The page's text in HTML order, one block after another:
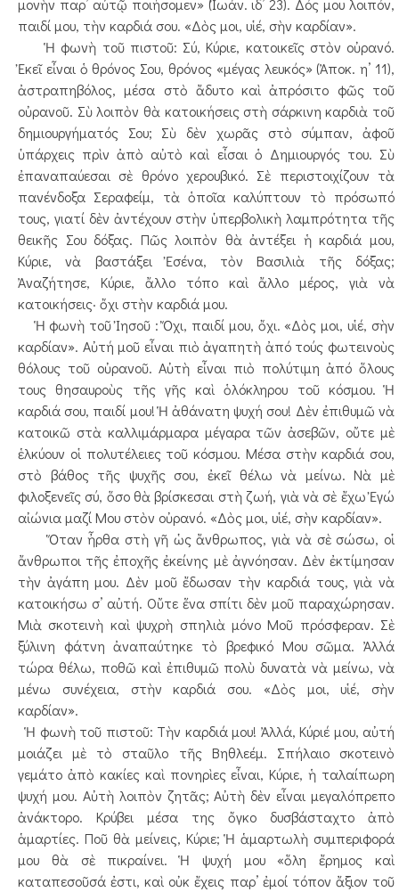
μονὴν παρ’ αὐτῷ ποιήσομεν» (Ἰωάν. ιδ’ 23). Δός μου λοιπόν,
παιδί μου, τὴν καρδιά σου. «Δὸς μοι, υἱέ, σὴν καρδίαν».
Ἡ φωνὴ τοῦ πιστοῦ: Σύ, Κύριε, κατοικεῖς στὸν οὐρανό.
Ἐκεῖ εἶναι ὁ θρόνος Σου, θρόνος «μέγας λευκός» (Ἀποκ. η’ 11),
ἀστραπηβόλος, μέσα στὸ ἄδυτο καὶ ἀπρόσιτο φῶς τοῦ
οὐρανοῦ. Σὺ λοιπὸν θὰ κατοικήσεις στὴ σάρκινη καρδιὰ τοῦ
δημιουργήματός Σου; Σὺ δὲν χωρᾶς στὸ σύμπαν, ἀφοῦ
ὑπάρχεις πρὶν ἀπὸ αὐτὸ καὶ εἶσαι ὁ Δημιουργός του. Σὺ
ἐπαναπαύεσαι σὲ θρόνο χερουβικό. Σὲ περιστοιχίζουν τὰ
πανένδοξα Σεραφείμ, τὰ ὁποῖα καλύπτουν τὸ πρόσωπό
τους, γιατί δὲν ἀντέχουν στὴν ὑπερβολικὴ λαμπρότητα τῆς
θεικῆς Σου δόξας. Πῶς λοιπὸν θὰ ἀντέξει ἡ καρδιά μου,
Κύριε, νὰ βαστάξει Ἐσένα, τὸν Βασιλιὰ τῆς δόξας;
Ἀναζήτησε, Κύριε, ἄλλο τόπο καὶ ἄλλο μέρος, γιὰ νὰ
κατοικήσεις· ὄχι στὴν καρδιά μου.
Ἡ φωνὴ τοῦ Ἰησοῦ : Ὄχι, παιδί μου, ὄχι. «Δὸς μοι, υἱέ, σὴν
καρδίαν». Αὐτή μοῦ εἶναι πιὸ ἀγαπητὴ ἀπό τούς φωτεινοὺς
θόλους τοῦ οὐρανοῦ. Αὐτὴ εἶναι πιὸ πολύτιμη ἀπό ὅλους
τους θησαυροὺς τῆς γῆς καὶ ὁλόκληρου τοῦ κόσμου. Ἡ
καρδιά σου, παιδί μου! Ἡ ἀθάνατη ψυχή σου! Δὲν ἐπιθυμῶ νὰ
κατοικῶ στὰ καλλιμάρμαρα μέγαρα τῶν ἀσεβῶν, οὔτε μὲ
ἑλκύουν οἱ πολυτέλειες τοῦ κόσμου. Μέσα στὴν καρδιά σου,
στὸ βάθος τῆς ψυχῆς σου, ἐκεῖ θέλω νὰ μείνω. Νὰ μὲ
φιλοξενεῖς σύ, ὅσο θὰ βρίσκεσαι στὴ ζωή, γιὰ νὰ σὲ ἔχω Ἐγώ
αἰώνια μαζί Μου στὸν οὐρανό. «Δὸς μοι, υἱέ, σὴν καρδίαν».
Ὅταν ἦρθα στὴ γῆ ὡς ἄνθρωπος, γιὰ νὰ σὲ σώσω, οἱ
ἄνθρωποι τῆς ἐποχῆς ἐκείνης μὲ ἀγνόησαν. Δὲν ἐκτίμησαν
τὴν ἀγάπη μου. Δὲν μοῦ ἔδωσαν τὴν καρδιά τους, γιὰ νὰ
κατοικήσω σ’ αὐτή. Οὔτε ἕνα σπίτι δὲν μοῦ παραχώρησαν.
Μιὰ σκοτεινὴ καὶ ψυχρὴ σπηλιὰ μόνο Μοῦ πρόσφεραν. Σὲ
ξύλινη φάτνη ἀναπαύτηκε τὸ βρεφικό Μου σῶμα. Ἀλλά
τώρα θέλω, ποθῶ καὶ ἐπιθυμῶ πολὺ δυνατὰ νὰ μείνω, νὰ
μένω συνέχεια, στὴν καρδιά σου. «Δὸς μοι, υἱέ, σὴν
καρδίαν».
Ἡ φωνὴ τοῦ πιστοῦ: Τὴν καρδιά μου! Ἀλλά, Κύριέ μου, αὐτή
μοιάζει μὲ τὸ σταῦλο τῆς Βηθλεέμ. Σπήλαιο σκοτεινὸ
γεμάτο ἀπὸ κακίες καὶ πονηρὶες εἶναι, Κύριε, ἡ ταλαίπωρη
ψυχή μου. Αὐτὴ λοιπὸν ζητᾶς; Αὐτὴ δὲν εἶναι μεγαλόπρεπο
ἀνάκτορο. Κρύβει μέσα της ὄγκο δυσβάσταχτο ἀπὸ
ἁμαρτίες. Ποῦ θὰ μείνεις, Κύριε; Ἡ ἁμαρτωλὴ συμπεριφορά
μου θὰ σὲ πικραίνει. Ἡ ψυχή μου «ὅλη ἔρημος καὶ
καταπεσοῦσά ἐστι, καὶ οὐκ ἔχεις παρ’ ἐμοί τόπον ἄξιον τοῦ